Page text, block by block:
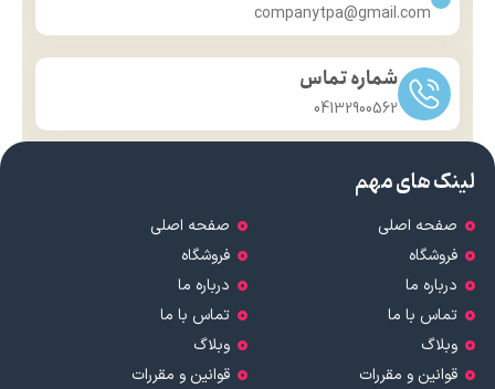
companytpa@gmail.com
شماره تماس
04132900562
لینک های مهم
صفحه اصلی
فروشگاه
درباره ما
تماس با ما
وبلاگ
قوانین و مقررات
صفحه اصلی
فروشگاه
درباره ما
تماس با ما
وبلاگ
قوانین و مقررات